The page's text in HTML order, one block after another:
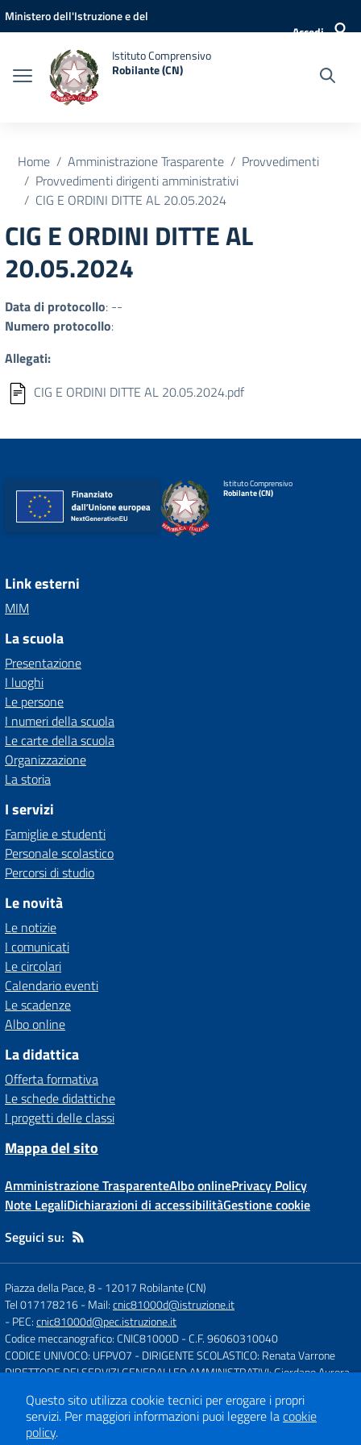
Vai ai contenuti
Vai al menu di navigazione
Vai al footer
Ministero dell'Istruzione e del
Accedi
Istituto Comprensivo
Robilante (CN)
Home Amministrazione Trasparente
Provvedimenti
Provvedimenti dirigenti amministrativi
CIG E ORDINI DITTE AL 20.05.2024
CIG E ORDINI DITTE AL
20.05.2024
Data di protocollo: --
Numero protocollo:
Allegati:
CIG E ORDINI DITTE AL 20.05.2024.pdf
Istituto Comprensivo
Robilante (CN)
Link esterni
MIM
La scuola
Presentazione
I luoghi
Le persone
I numeri della scuola
Le carte della scuola
Organizzazione
La storia
I servizi
Famiglie e studenti
Personale scolastico
Percorsi di studio
Le novità
Le notizie
I comunicati
Le circolari
Calendario eventi
Le scadenze
Albo online
La didattica
Offerta formativa
Le schede didattiche
I progetti delle classi
Mappa del sito
Amministrazione TrasparenteAlbo onlinePrivacy Policy
Note LegaliDichiarazioni di accessibilitàGestione cookie
Seguici su:
Piazza della Pace, 8-12017 Robilante (CN)
Tel 017178216- Mail:cnic81000d@istruzione.it
- PEC:cnic81000d@pec.istruzione.it
Codice meccanografico: CNIC81000D- C.F. 96060310040
CODICE UNIVOCO: UFPVO7 - DIRIGENTE SCOLASTICO: Renata Varrone
DIRETTORE DEI SERVIZI GENERALI ED AMMINISTRATIVI: Giordano Aurora
Concept & Design by
Designers Italia
Questo sito utilizza cookie tecnici per erogare i propri
servizi. Per maggiori informazioni puoi leggere lacookie
policy.